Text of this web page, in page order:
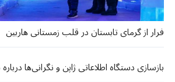
فرار از گرمای تابستان در قلب زمستانی هاربین
بازسازی دستگاه اطلاعاتی ژاپن و نگرانی‌ها